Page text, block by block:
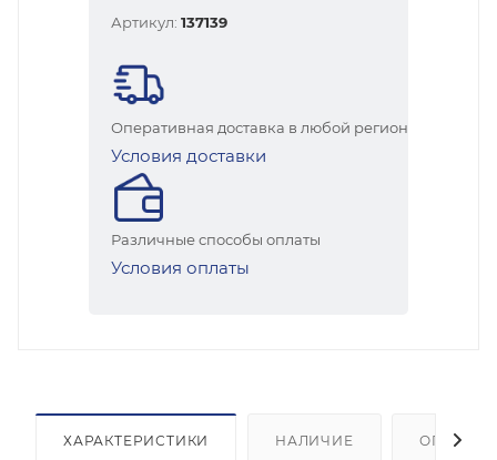
Артикул: 137139
Оперативная доставка в любой регион
Условия доставки
Различные способы оплаты
Условия оплаты
ХАРАКТЕРИСТИКИ НАЛИЧИЕ ОПЛАТА